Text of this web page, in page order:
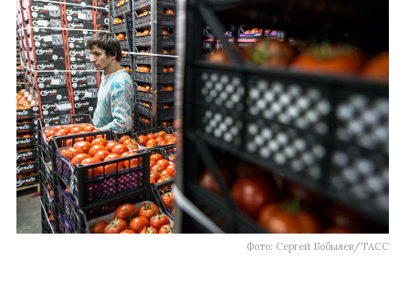
Фото: Сергей Бобылев/ТАСС